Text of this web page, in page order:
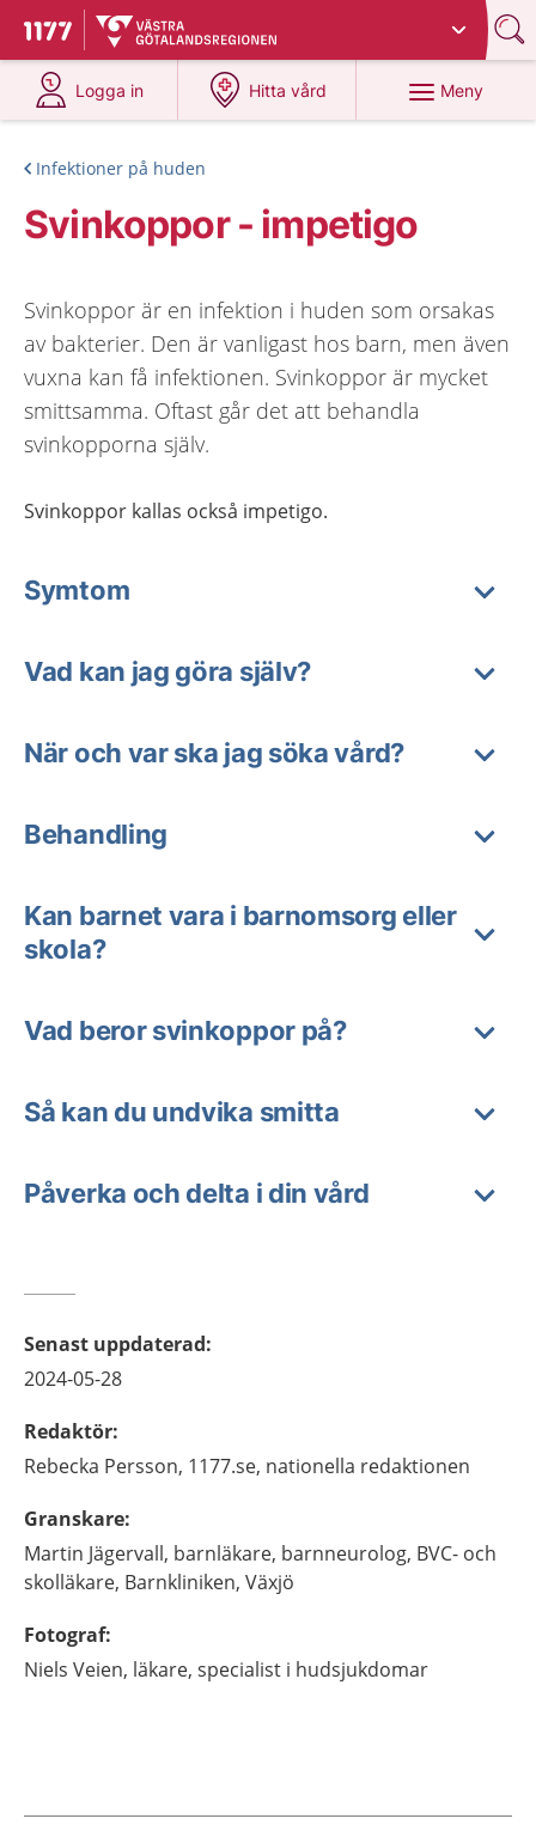
Till startsidan för 1177
Du har valt region
Logga in
på 1177.se
Hitta vård
på 1177.se
Meny
Infektioner på huden
Svinkoppor - impetigo
Svinkoppor är en infektion i huden som orsakas
av bakterier. Den är vanligast hos barn, men även
vuxna kan få infektionen. Svinkoppor är mycket
smittsamma. Oftast går det att behandla
svinkopporna själv.
Svinkoppor kallas också impetigo.
Symtom
Vad kan jag göra själv?
När och var ska jag söka vård?
Behandling
Kan barnet vara i barnomsorg eller
skola?
Vad beror svinkoppor på?
Så kan du undvika smitta
Påverka och delta i din vård
Senast uppdaterad:
2024-05-28
Redaktör:
Rebecka Persson, 1177.se, nationella redaktionen
Granskare:
Martin Jägervall, barnläkare, barnneurolog, BVC- och
skolläkare, Barnkliniken, Växjö
Fotograf:
Niels Veien, läkare, specialist i hudsjukdomar